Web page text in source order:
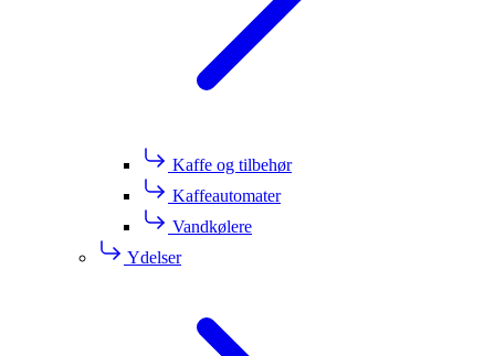
Kaffe og tilbehør
Kaffeautomater
Vandkølere
Ydelser